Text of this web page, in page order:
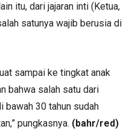
itu, dari jajaran inti (Ketua,
satunya wajib berusia di
sampai ke tingkat anak
bahwa salah satu dari
bawah 30 tahun sudah
pungkasnya. (bahr/red)